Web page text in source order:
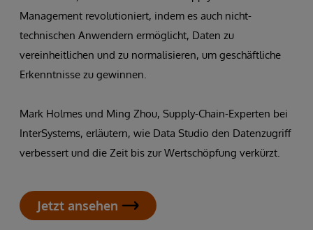
Management revolutioniert, indem es auch nicht-
technischen Anwendern ermöglicht, Daten zu
vereinheitlichen und zu normalisieren, um geschäftliche
Erkenntnisse zu gewinnen.
Mark Holmes und Ming Zhou, Supply-Chain-Experten bei
InterSystems, erläutern, wie Data Studio den Datenzugriff
verbessert und die Zeit bis zur Wertschöpfung verkürzt.
Jetzt ansehen